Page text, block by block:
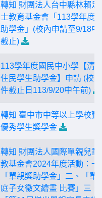
轉知 財團法人台中縣林賴足
士教育基金會「113學年度
助學金」(校內申請至9/18中
截止)
113學年度國民中小學【清
住民學生助學金】申請 (校
件截止日113/9/20中午前)
轉知 臺中市中等以上學校勤
優秀學生獎學金
轉知 財團法人國際單親兒童
教基金會2024年度活動：一
「單親獎助學金」二、「單
庭子女徵文繪畫 比賽」三、